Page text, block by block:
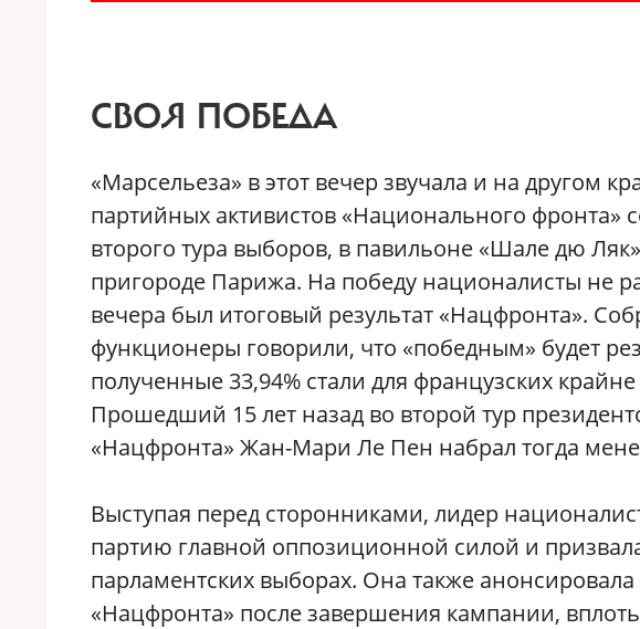
СВОЯ ПОБЕДА
«Марсельеза» в этот вечер звучала и на другом
партийных активистов «Национального фронта»
второго тура выборов, в павильоне «Шале дю
пригороде Парижа. На победу националисты не
вечера был итоговый результат «Нацфронта».
функционеры говорили, что «победным» будет
полученные 33,94% стали для французских
Прошедший 15 лет назад во второй тур
«Нацфронта» Жан-Мари Ле Пен набрал тогда
Выступая перед сторонниками, лидер
партию главной оппозиционной силой и
парламентских выборах. Она также
«Нацфронта» после завершения кампании,